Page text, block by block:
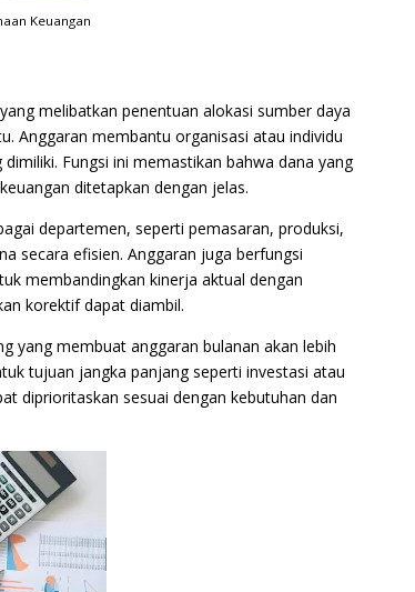
Keuangan
melibatkan penentuan alokasi sumber daya
Anggaran membantu organisasi atau individu
Fungsi ini memastikan bahwa dana yang
ditetapkan dengan jelas.
departemen, seperti pemasaran, produksi,
secara efisien. Anggaran juga berfungsi
membandingkan kinerja aktual dengan
korektif dapat diambil.
yang membuat anggaran bulanan akan lebih
tujuan jangka panjang seperti investasi atau
diprioritaskan sesuai dengan kebutuhan dan